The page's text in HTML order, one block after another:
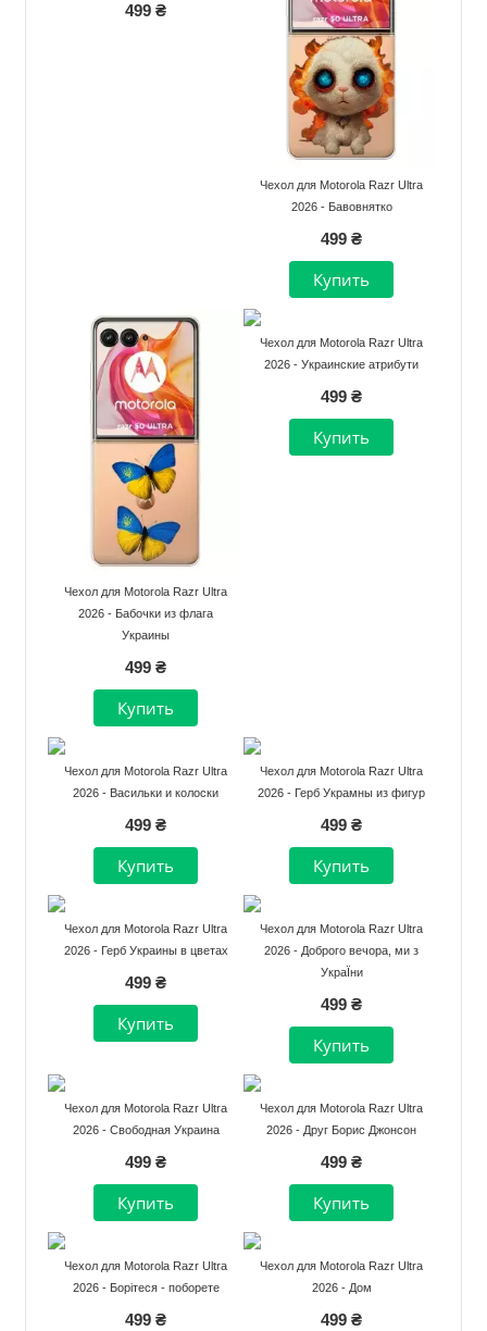
499 ₴
Чехол для Motorola Razr Ultra
2026 - Бавовнятко
499 ₴
Чехол для Motorola Razr Ultra
2026 - Бабочки из флага
Украины
499 ₴
Чехол для Motorola Razr Ultra
2026 - Украинские атрибути
499 ₴
Чехол для Motorola Razr Ultra
2026 - Васильки и колоски
499 ₴
Чехол для Motorola Razr Ultra
2026 - Герб Украмны из фигур
499 ₴
Чехол для Motorola Razr Ultra
2026 - Герб Украины в цветах
499 ₴
Чехол для Motorola Razr Ultra
2026 - Доброго вечора, ми з
УкраЇни
499 ₴
Чехол для Motorola Razr Ultra
2026 - Свободная Украина
499 ₴
Чехол для Motorola Razr Ultra
2026 - Друг Борис Джонсон
499 ₴
Чехол для Motorola Razr Ultra
2026 - Борітеся - поборете
499 ₴
Чехол для Motorola Razr Ultra
2026 - Дом
499 ₴